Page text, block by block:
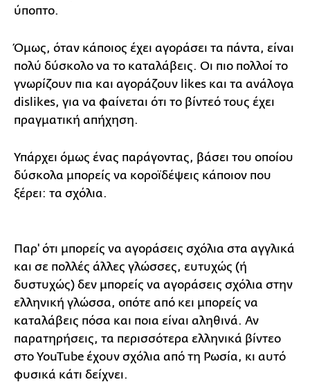
ύποπτο.
Όμως, όταν κάποιος έχει αγοράσει τα πάντα, είναι
πολύ δύσκολο να το καταλάβεις. Οι πιο πολλοί το
γνωρίζουν πια και αγοράζουν likes και τα ανάλογα
dislikes, για να φαίνεται ότι το βίντεό τους έχει
πραγματική απήχηση.
Υπάρχει όμως ένας παράγοντας, βάσει του οποίου
δύσκολα μπορείς να κοροϊδέψεις κάποιον που
ξέρει: τα σχόλια.
Παρ' ότι μπορείς να αγοράσεις σχόλια στα αγγλικά
και σε πολλές άλλες γλώσσες, ευτυχώς (ή
δυστυχώς) δεν μπορείς να αγοράσεις σχόλια στην
ελληνική γλώσσα, οπότε από κει μπορείς να
καταλάβεις πόσα και ποια είναι αληθινά. Αν
παρατηρήσεις, τα περισσότερα ελληνικά βίντεο
στο YouTube έχουν σχόλια από τη Ρωσία, κι αυτό
φυσικά κάτι δείχνει.